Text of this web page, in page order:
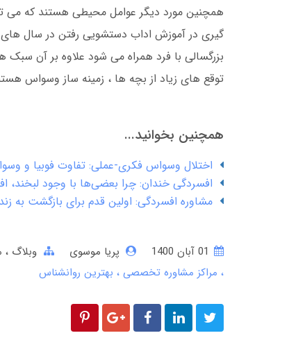
همچنین مورد دیگر عوامل محیطی هستند که می
گیری در آموزش اداب دستشویی رفتن در سال
بزرگسالی با فرد همراه می شود علاوه بر آن
توقع های زیاد از بچه ها ، زمینه ساز وسواس
همچنین بخوانید...
اختلال وسواس فکری-عملی: تفاوت فوبیا و
افسردگی خندان: چرا بعضی‌ها با وجود لبخند،
مشاوره افسردگی: اولین قدم برای بازگشت به
پریا موسوی وبلاگ
مراکز مشاوره تخصصی
بهترین روانشناس